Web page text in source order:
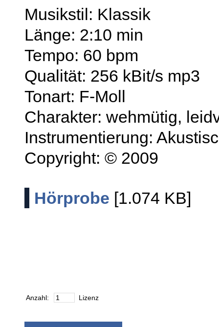
Musikstil: Klassik
Länge: 2:10 min
Tempo: 60 bpm
Qualität: 256 kBit/s mp3
Tonart: F-Moll
Charakter: wehmütig,
Instrumentierung:
Copyright: © 2009
Hörprobe [1.074 KB]
Anzahl: Lizenz